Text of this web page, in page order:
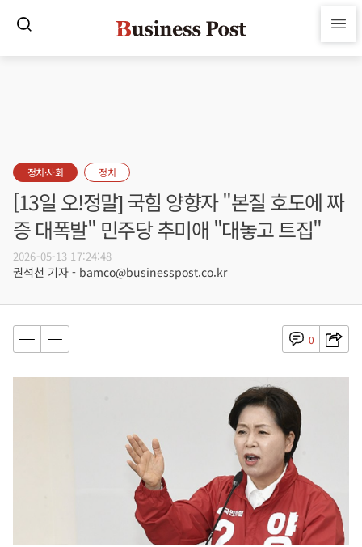
정치·사회 정치
[13일 오!정말] 국힘 양향자 "본질 호도에 짜
증 대폭발" 민주당 추미애 "대놓고 트집"
2026-05-13 17:24:48
권석천 기자 - bamco@businesspost.co.kr
0